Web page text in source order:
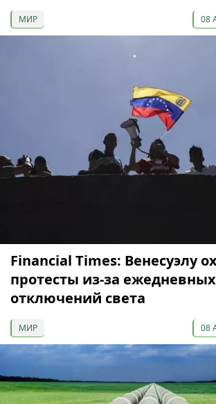
МИР 08
Financial Times: Венесуэлу
протесты из-за ежедневных
отключений света
МИР 08